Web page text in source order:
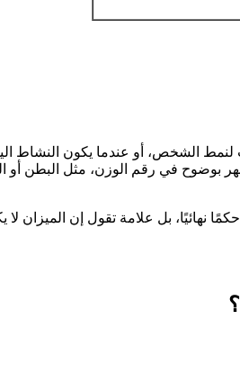
الشخص، أو عندما يكون النشاط
بوضوح في رقم الوزن، مثل البطن أو
بل علامة تقول إن الميزان لا